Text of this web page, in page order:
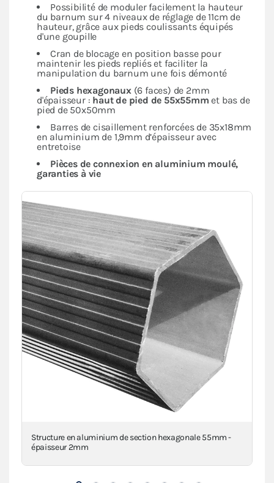
Possibilité de moduler facilement la hauteur
du barnum sur 4 niveaux de réglage de 11cm de
hauteur, grâce aux pieds coulissants équipés
d'une goupille
Cran de blocage en position basse pour
maintenir les pieds repliés et faciliter la
manipulation du barnum une fois démonté
Pieds hexagonaux (6 faces) de 2mm
d'épaisseur : haut de pied de 55x55mm et bas de
pied de 50x50mm
Barres de cisaillement renforcées de 35x18mm
en aluminium de 1,9mm d’épaisseur avec
entretoise
Pièces de connexion en aluminium moulé,
garanties à vie
Structure en aluminium de section hexagonale 55mm -
épaisseur 2mm